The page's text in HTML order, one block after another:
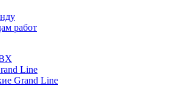
работ
Line
Grand Line